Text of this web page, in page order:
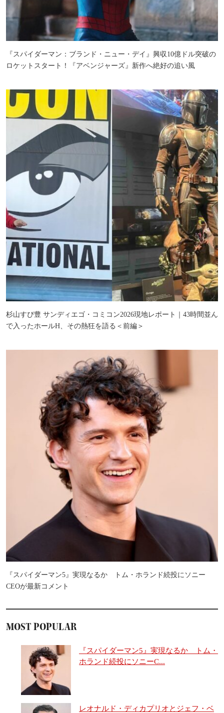
『スパイダーマン：ブランド・ニュー・デイ』興収10億ドル突破の
ロケットスタート！『アベンジャーズ』新作へ絶好の追い風
杉山すぴ豊 サンディエゴ・コミコン2026現地レポート｜43時間並ん
で入ったホールH、その熱狂を語る＜前編＞
『スパイダーマン5』実現なるか トム・ホランド続投にソニー
CEOが最新コメント
MOST POPULAR
『スパイダーマン5』実現なるか トム・
ホランド続投にソニーC...
レオナルド・ディカプリオとジェフ・ベ